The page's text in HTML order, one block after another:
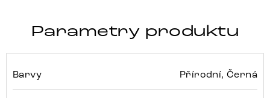
Parametry produktu
Barvy Přírodní, Černá